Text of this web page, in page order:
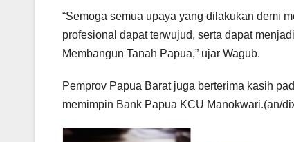
“Semoga semua upaya yang dilakukan demi
profesional dapat terwujud, serta dapat
Membangun Tanah Papua,” ujar Wagub.
Pemprov Papua Barat juga berterima kasih
memimpin Bank Papua KCU Manokwari.(an/